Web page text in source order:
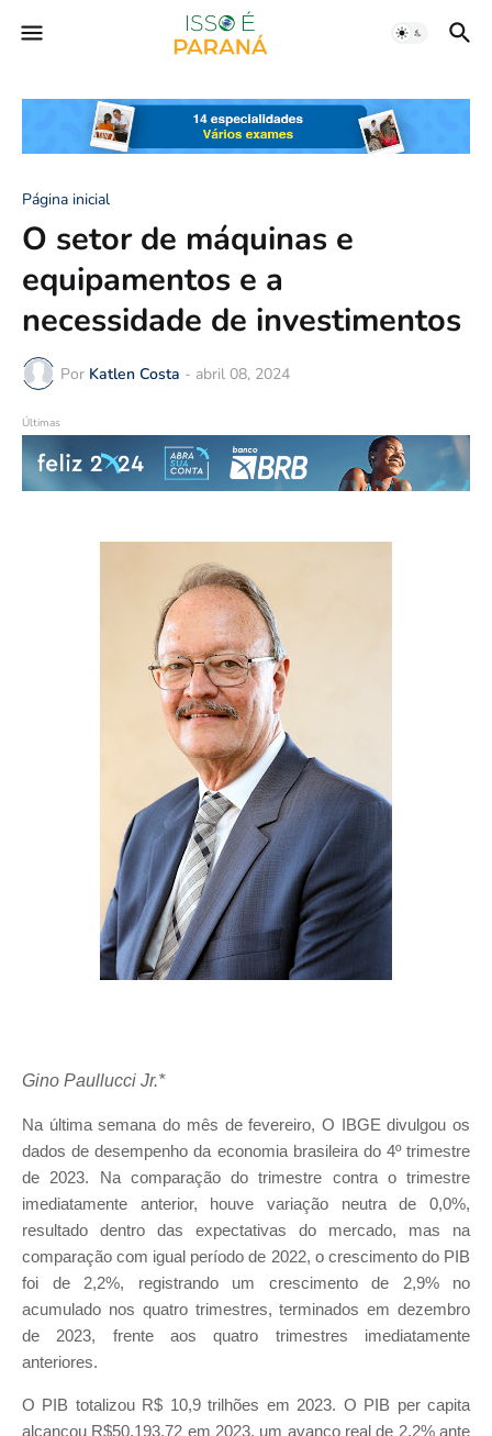
Página inicial
O setor de máquinas e
equipamentos e a
necessidade de investimentos
Por Katlen Costa - abril 08, 2024
Últimas
Gino Paullucci Jr.*
Na última semana do mês de fevereiro, O IBGE divulgou os
dados de desempenho da economia brasileira do 4º trimestre
de 2023. Na comparação do trimestre contra o trimestre
imediatamente anterior, houve variação neutra de 0,0%,
resultado dentro das expectativas do mercado, mas na
comparação com igual período de 2022, o crescimento do PIB
foi de 2,2%, registrando um crescimento de 2,9% no
acumulado nos quatro trimestres, terminados em dezembro
de 2023, frente aos quatro trimestres imediatamente
anteriores.
O PIB totalizou R$ 10,9 trilhões em 2023. O PIB per capita
alcançou R$50.193,72 em 2023, um avanço real de 2,2% ante